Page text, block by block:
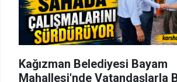
Kağızman Belediyesi Bayam
Mahallesi'nde Vatandaşlarla